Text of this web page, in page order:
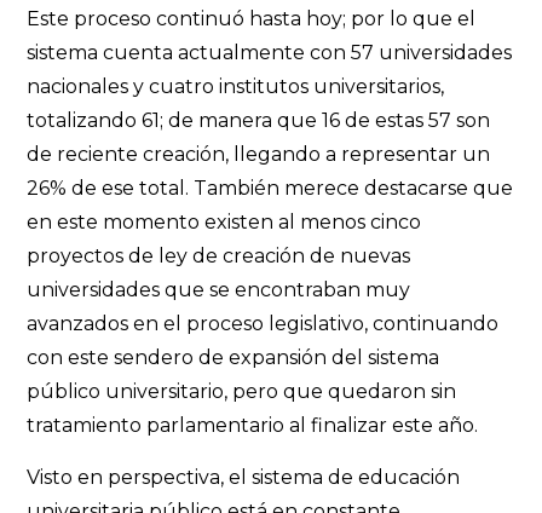
Este proceso continuó hasta hoy; por lo que el
sistema cuenta actualmente con 57 universidades
nacionales y cuatro institutos universitarios,
totalizando 61; de manera que 16 de estas 57 son
de reciente creación, llegando a representar un
26% de ese total. También merece destacarse que
en este momento existen al menos cinco
proyectos de ley de creación de nuevas
universidades que se encontraban muy
avanzados en el proceso legislativo, continuando
con este sendero de expansión del sistema
público universitario, pero que quedaron sin
tratamiento parlamentario al finalizar este año.
Visto en perspectiva, el sistema de educación